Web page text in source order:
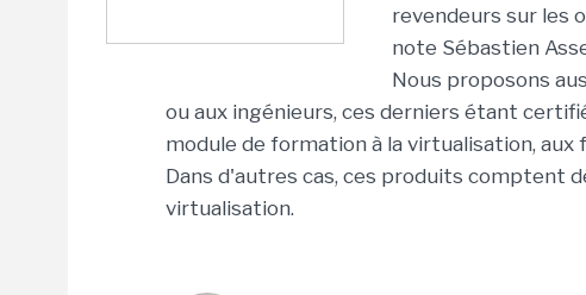
revendeurs sur les
note Sébastien
Nous proposons
ou aux ingénieurs, ces derniers étant
module de formation à la virtualisation,
Dans d'autres cas, ces produits comptent
virtualisation.